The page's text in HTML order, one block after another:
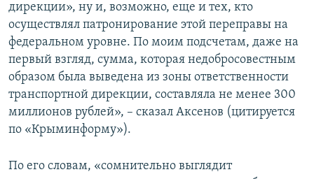
дирекции», ну и, возможно, еще и тех, кто
осуществлял патронирование этой переправы на
федеральном уровне. По моим подсчетам, даже на
первый взгляд, сумма, которая недобросовестным
образом была выведена из зоны ответственности
транспортной дирекции, составляла не менее 300
миллионов рублей», – сказал Аксенов (цитируется
по «Крыминформу»).
По его словам, «сомнительно выглядит